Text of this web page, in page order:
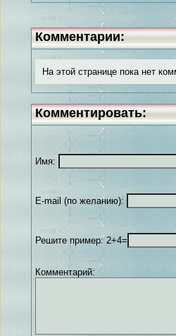
Комментарии:
На этой странице пока нет
Комментировать:
Имя:
E-mail (по желанию):
Решите пример: 2+4=
Комментарий: